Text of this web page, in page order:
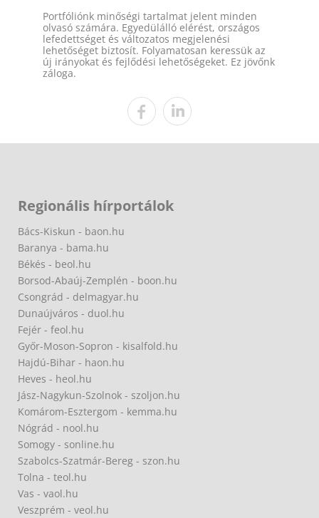
Portfóliónk minőségi tartalmat jelent minden
olvasó számára. Egyedülálló elérést, országos
lefedettséget és változatos megjelenési
lehetőséget biztosít. Folyamatosan keressük az
új irányokat és fejlődési lehetőségeket. Ez jövőnk
záloga.
Regionális hírportálok
Bács-Kiskun - baon.hu
Baranya - bama.hu
Békés - beol.hu
Borsod-Abaúj-Zemplén - boon.hu
Csongrád - delmagyar.hu
Dunaújváros - duol.hu
Fejér - feol.hu
Győr-Moson-Sopron - kisalfold.hu
Hajdú-Bihar - haon.hu
Heves - heol.hu
Jász-Nagykun-Szolnok - szoljon.hu
Komárom-Esztergom - kemma.hu
Nógrád - nool.hu
Somogy - sonline.hu
Szabolcs-Szatmár-Bereg - szon.hu
Tolna - teol.hu
Vas - vaol.hu
Veszprém - veol.hu